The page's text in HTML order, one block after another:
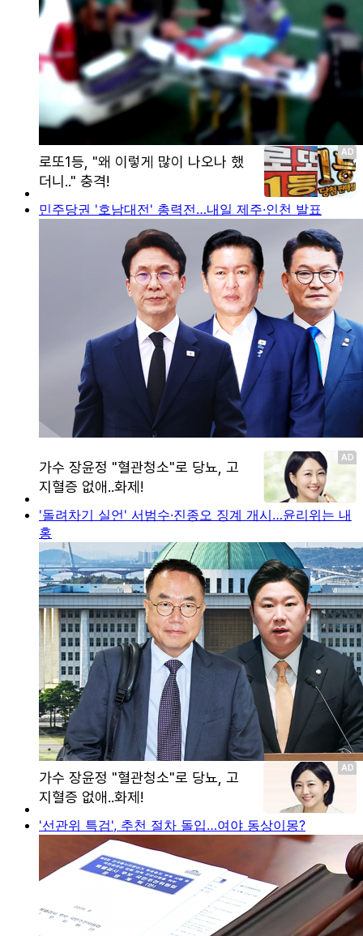
민주당권 '호남대전' 총력전…내일 제주·인천 발표
'돌려차기 실언' 서범수·진종오 징계 개시…윤리위는 내
홍
'선관위 특검', 추천 절차 돌입…여야 동상이몽?